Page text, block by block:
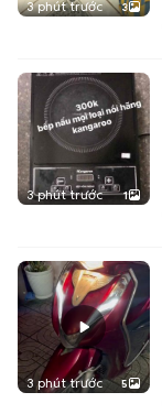
3 phút trước 3
3 phút trước 1
3 phút trước 5